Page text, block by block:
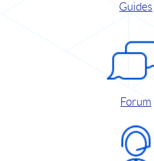
Guides
Forum